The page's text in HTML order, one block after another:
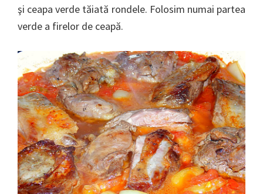
şi ceapa verde tăiată rondele. Folosim numai partea
verde a firelor de ceapă.